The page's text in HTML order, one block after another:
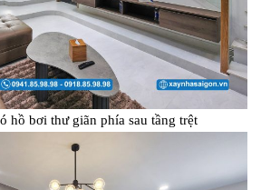
hồ bơi thư giãn phía sau tầng trệt